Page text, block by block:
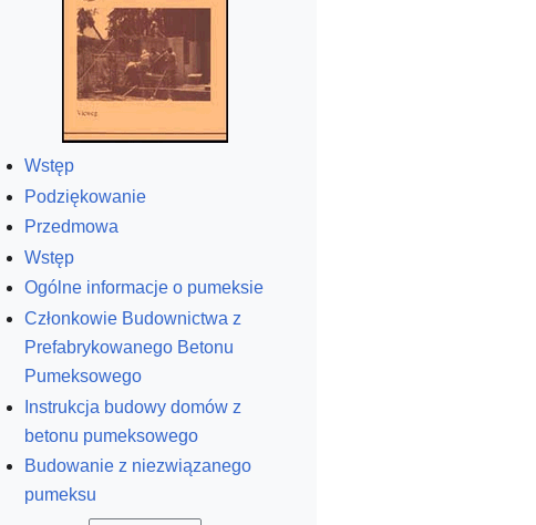
Wstęp
Podziękowanie
Przedmowa
Wstęp
Ogólne informacje o pumeksie
Członkowie Budownictwa z
Prefabrykowanego Betonu
Pumeksowego
Instrukcja budowy domów z
betonu pumeksowego
Budowanie z niezwiązanego
pumeksu